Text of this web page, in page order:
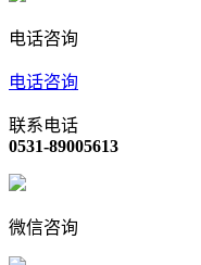
电话咨询
电话咨询
联系电话
0531-89005613
微信咨询